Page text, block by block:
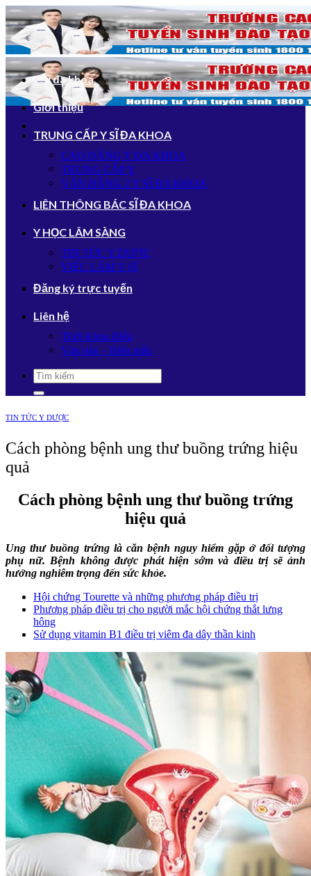
Bỏ
qua
nội
dung
Y sĩ đa khoa
Giới thiệu
TRUNG CẤP Y SĨ ĐA KHOA
CAO ĐẲNG Y ĐA KHOA
TRUNG CẤP Y
VĂN BẰNG 2 Y SĨ ĐA KHOA
LIÊN THÔNG BÁC SĨ ĐA KHOA
Y HỌC LÂM SÀNG
TIN TỨC Y DƯỢC
VIỆC LÀM Y SĨ
Đăng ký trực tuyến
Liên hệ
Thời Khóa Biểu
Văn bản – Biểu mẫu
TIN TỨC Y DƯỢC
Cách phòng bệnh ung thư buồng trứng hiệu
quả
Cách phòng bệnh ung thư buồng trứng
hiệu quả
Ung thư buồng trứng là căn bệnh nguy hiểm gặp ở đối tượng
phụ nữ. Bệnh không được phát hiện sớm và điều trị sẽ ảnh
hưởng nghiêm trọng đến sức khỏe.
Hội chứng Tourette và những phương pháp điều trị
Phương pháp điều trị cho người mắc hội chứng thắt lưng
hông
Sử dụng vitamin B1 điều trị viêm đa dây thần kinh